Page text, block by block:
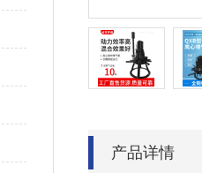
产品详情